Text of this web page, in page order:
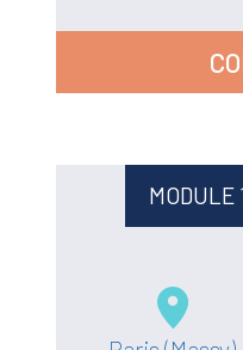
MODULE